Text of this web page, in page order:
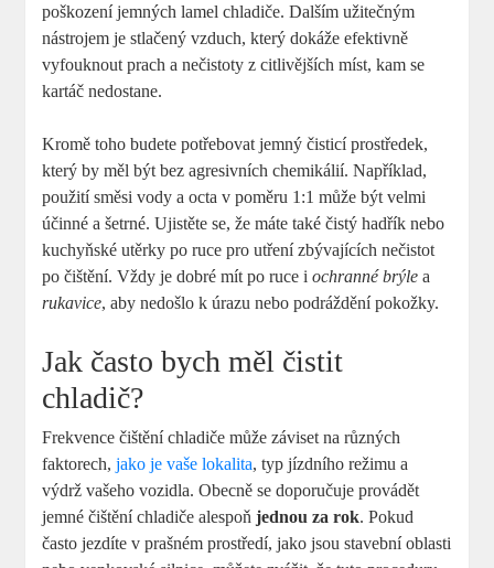
poškození jemných lamel chladiče. Dalším užitečným
nástrojem je stlačený vzduch, který dokáže efektivně
vyfouknout prach a nečistoty z citlivějších míst, kam se
kartáč nedostane.
Kromě toho budete potřebovat jemný čisticí prostředek,
který by měl být bez agresivních chemikálií. Například,
použití směsi vody a octa v poměru 1:1 může být velmi
účinné a šetrné. Ujistěte se, že máte také čistý hadřík nebo
kuchyňské utěrky po ruce pro utření zbývajících nečistot
po čištění. Vždy je dobré mít po ruce iochranné brýle a
rukavice, aby nedošlo k úrazu nebo podráždění pokožky.
Jak často bych měl čistit
chladič?
Frekvence čištění chladiče může záviset na různých
faktorech,jako je vaše lokalita, typ jízdního režimu a
výdrž vašeho vozidla. Obecně se doporučuje provádět
jemné čištění chladiče alespoňjednou za rok. Pokud
často jezdíte v prašném prostředí, jako jsou stavební oblasti